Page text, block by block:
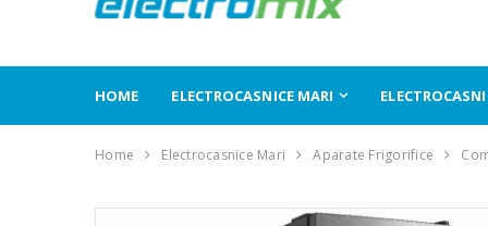
HOME ELECTROCASNICE MARI
Home Electrocasnice Mari Aparate Frigorifice